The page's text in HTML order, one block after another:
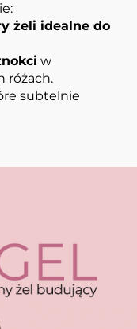
żeli idealne do
w
różach.
subtelnie